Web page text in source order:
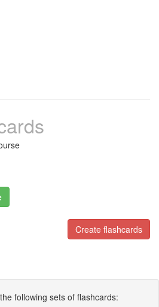
Create flashcards
following sets of flashcards: